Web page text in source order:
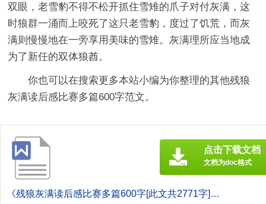
双眼，老雪豹不得不松开抓住雪雉的爪子对付灰满，这
时狼群一涌而上咬死了这只老雪豹，度过了饥荒，而灰
满则慢慢地在一旁享用美味的雪雉。灰满理所应当地成
为了新任的双体狼酋。
你也可以在搜索更多本站小编为你整理的其他残狼
灰满读后感比赛多篇600字范文。
《残狼灰满读后感比赛多篇600字[此文共2771字].doc》
点击下载文档
文档为doc格式